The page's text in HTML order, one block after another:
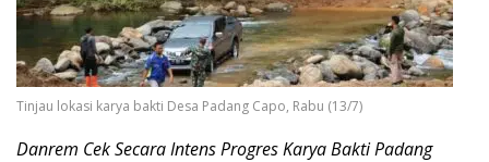
Tinjau lokasi karya bakti Desa Padang Capo, Rabu (13/7)
Danrem Cek Secara Intens Progres Karya Bakti Padang